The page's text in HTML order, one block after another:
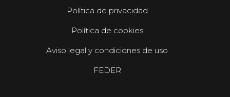
Política de privacidad
Política de cookies
Aviso legal y condiciones de uso
FEDER